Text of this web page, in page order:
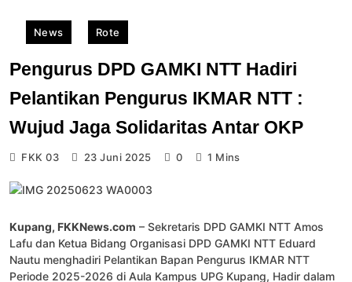
News Rote
Pengurus DPD GAMKI NTT Hadiri
Pelantikan Pengurus IKMAR NTT :
Wujud Jaga Solidaritas Antar OKP
FKK 03 23 Juni 2025 0 1 Mins
Kupang, FKKNews.com – Sekretaris DPD GAMKI NTT Amos
Lafu dan Ketua Bidang Organisasi DPD GAMKI NTT Eduard
Nautu menghadiri Pelantikan Bapan Pengurus IKMAR NTT
Periode 2025-2026 di Aula Kampus UPG Kupang, Hadir dalam